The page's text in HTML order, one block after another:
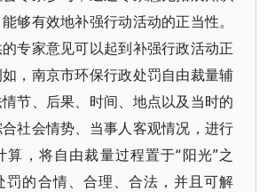
够有效地补强行动活动的正当性。
专家意见可以起到补强行政活动正
，南京市环保行政处罚自由裁量辅
节、后果、时间、地点以及当时的
社会情势、当事人客观情况，进行
算，将自由裁量过程置于“阳光”之
罚的合情、合理、合法，并且可解